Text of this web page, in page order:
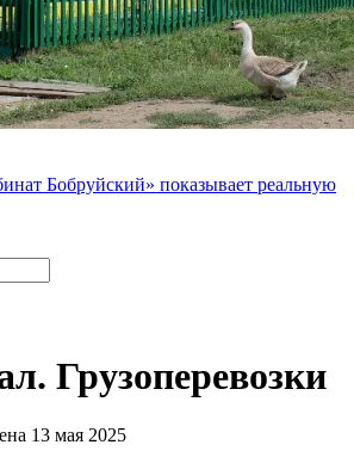
Бобруйский» показывает реальную
Грузоперевозки
13 мая 2025